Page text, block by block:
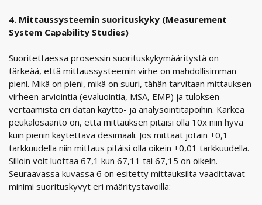
4. Mittaussysteemin suorituskyky (Measurement
System Capability Studies)
Suoritettaessa prosessin suorituskykymääritystä on
tärkeää, että mittaussysteemin virhe on mahdollisimman
pieni. Mikä on pieni, mikä on suuri, tähän tarvitaan mittauksen
virheen arviointia (evaluointia, MSA, EMP) ja tuloksen
vertaamista eri datan käyttö- ja analysointitapoihin. Karkea
peukalosääntö on, että mittauksen pitäisi olla 10x niin hyvä
kuin pienin käytettävä desimaali. Jos mittaat jotain ±0,1
tarkkuudella niin mittaus pitäisi olla oikein ±0,01 tarkkuudella.
Silloin voit luottaa 67,1 kun 67,11 tai 67,15 on oikein.
Seuraavassa kuvassa 6 on esitetty mittauksilta vaadittavat
minimi suorituskyvyt eri määritystavoilla: